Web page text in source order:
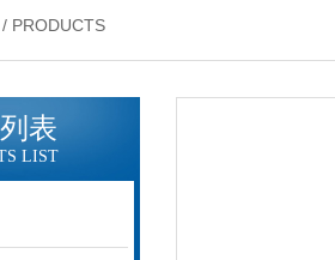
/ PRODUCTS
表
LIST